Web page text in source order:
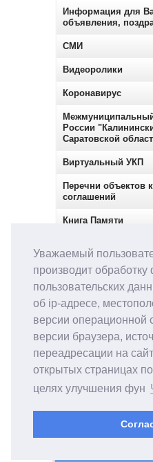
Уважаемый
производит
пользовательских
об ip-адресе,
версии операционной
версии браузера,
переадресации на
открытых страницах
целях улучшения фун
Информация для
объявления,
СМИ
Видеоролики
Коронавирус
России
Саратовской
Виртуальный УКП
Перечни объектов
соглашений
Книга Памяти
закупок